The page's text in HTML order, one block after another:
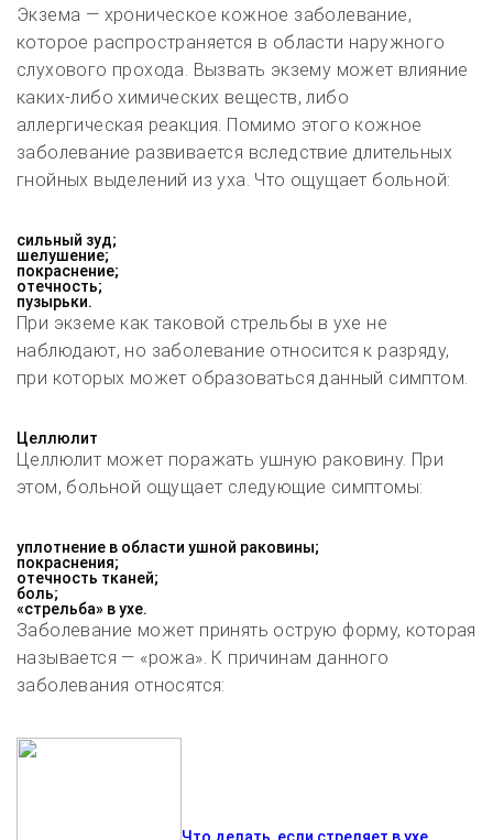
Экзема — хроническое кожное заболевание,
которое распространяется в области наружного
слухового прохода. Вызвать экзему может влияние
каких-либо химических веществ, либо
аллергическая реакция. Помимо этого кожное
заболевание развивается вследствие длительных
гнойных выделений из уха. Что ощущает больной:
сильный зуд;
шелушение;
покраснение;
отечность;
пузырьки.
При экземе как таковой стрельбы в ухе не
наблюдают, но заболевание относится к разряду,
при которых может образоваться данный симптом.
Целлюлит
Целлюлит может поражать ушную раковину. При
этом, больной ощущает следующие симптомы:
уплотнение в области ушной раковины;
покраснения;
отечность тканей;
боль;
«стрельба» в ухе.
Заболевание может принять острую форму, которая
называется — «рожа». К причинам данного
заболевания относятся: